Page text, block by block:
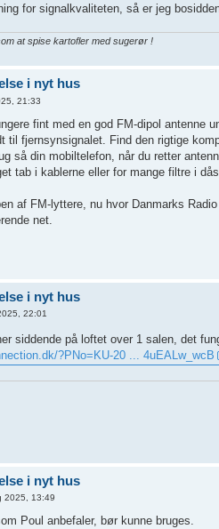
for signalkvaliteten, så er jeg
at spise kartofler med sugerør !
i nyt hus
21:33
fint med en god FM-dipol antenne
til fjernsynsignalet. Find den rigtige
så din mobiltelefon, når du retter
tab i kablerne eller for mange filtre i
af FM-lyttere, nu hvor Danmarks
net.
i nyt hus
22:01
siddende på loftet over 1 salen, det
?PNo=KU-20 ... 4uEALw_wcB
i nyt hus
2025, 13:49
Poul anbefaler, bør kunne bruges.